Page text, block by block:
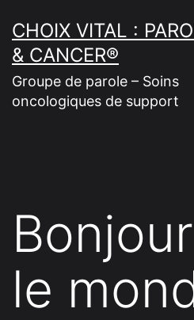
to
content
CHOIX VITAL :
& CANCER®
Groupe de parole – Soins
oncologiques de support
le